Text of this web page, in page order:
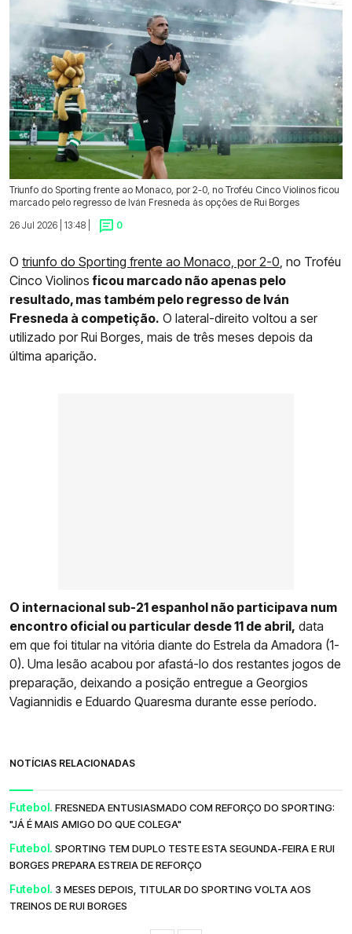
Triunfo do Sporting frente ao Monaco, por 2-0, no Troféu Cinco Violinos ficou
marcado pelo regresso de Iván Fresneda às opções de Rui Borges
26 Jul 2026 | 13:48 |
0
O triunfo do Sporting frente ao Monaco, por 2-0 , no Troféu
Cinco Violinos ficou marcado não apenas pelo
resultado, mas também pelo regresso de Iván
Fresneda à competição. O lateral-direito voltou a ser
utilizado por Rui Borges, mais de três meses depois da
última aparição.
O internacional sub-21 espanhol não participava num
encontro oficial ou particular desde 11 de abril, data
em que foi titular na vitória diante do Estrela da Amadora (1-
0). Uma lesão acabou por afastá-lo dos restantes jogos de
preparação, deixando a posição entregue a Georgios
Vagiannidis e Eduardo Quaresma durante esse período.
NOTÍCIAS RELACIONADAS
Futebol. FRESNEDA ENTUSIASMADO COM REFORÇO DO SPORTING:
"JÁ É MAIS AMIGO DO QUE COLEGA"
Futebol. SPORTING TEM DUPLO TESTE ESTA SEGUNDA-FEIRA E RUI
BORGES PREPARA ESTREIA DE REFORÇO
Futebol. 3 MESES DEPOIS, TITULAR DO SPORTING VOLTA AOS
TREINOS DE RUI BORGES